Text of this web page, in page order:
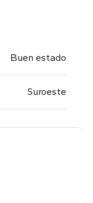
Buen estado
Suroeste